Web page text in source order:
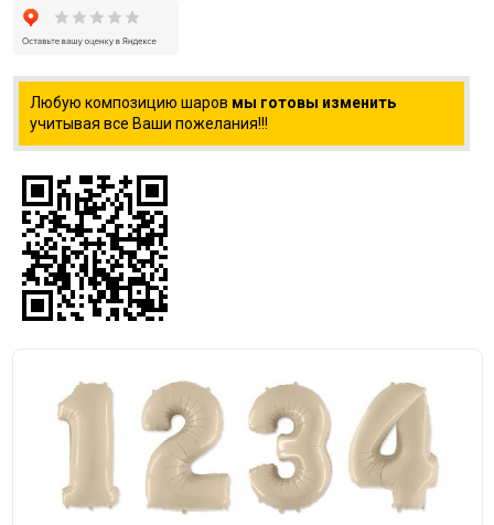
Любую композицию шаров мы готовы изменить
учитывая все Ваши пожелания!!!